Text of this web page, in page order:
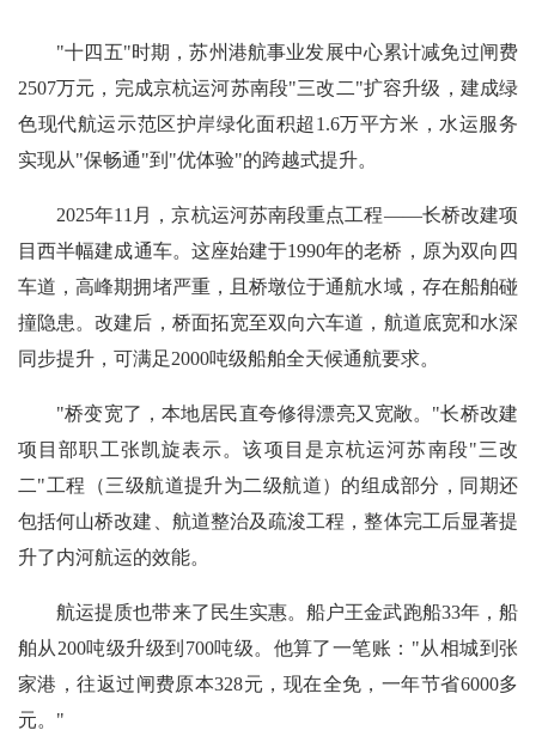
"十四五"时期，苏州港航事业发展中心累计减免过闸费
2507万元，完成京杭运河苏南段"三改二"扩容升级，建成绿
色现代航运示范区护岸绿化面积超1.6万平方米，水运服务
实现从"保畅通"到"优体验"的跨越式提升。
2025年11月，京杭运河苏南段重点工程——长桥改建项
目西半幅建成通车。这座始建于1990年的老桥，原为双向四
车道，高峰期拥堵严重，且桥墩位于通航水域，存在船舶碰
撞隐患。改建后，桥面拓宽至双向六车道，航道底宽和水深
同步提升，可满足2000吨级船舶全天候通航要求。
"桥变宽了，本地居民直夸修得漂亮又宽敞。"长桥改建
项目部职工张凯旋表示。该项目是京杭运河苏南段"三改
二"工程（三级航道提升为二级航道）的组成部分，同期还
包括何山桥改建、航道整治及疏浚工程，整体完工后显著提
升了内河航运的效能。
航运提质也带来了民生实惠。船户王金武跑船33年，船
舶从200吨级升级到700吨级。他算了一笔账："从相城到张
家港，往返过闸费原本328元，现在全免，一年节省6000多
元。"